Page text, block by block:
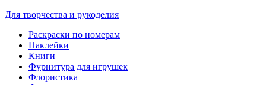
Для творчества и рукоделия
Раскраски по номерам
Наклейки
Книги
Фурнитура для игрушек
Флористика